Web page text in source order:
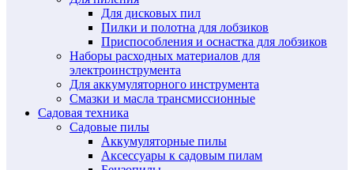
Для дисковых пил
Пилки и полотна для лобзиков
Приспособления и оснастка для лобзиков
Наборы расходных материалов для
электроинструмента
Для аккумуляторного инструмента
Смазки и масла трансмиссионные
Садовая техника
Садовые пилы
Аккумуляторные пилы
Аксессуары к садовым пилам